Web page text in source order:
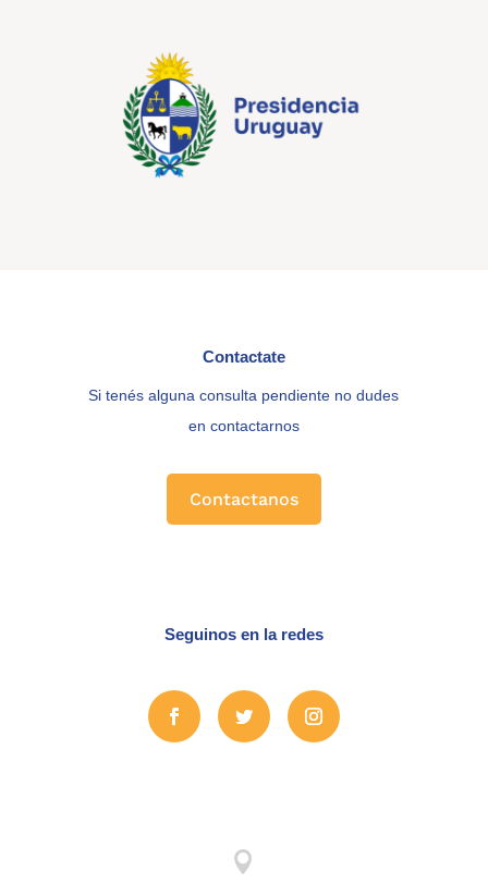
Contactate
Si tenés alguna consulta pendiente no dudes
en contactarnos
Contactanos
Seguinos en la redes
